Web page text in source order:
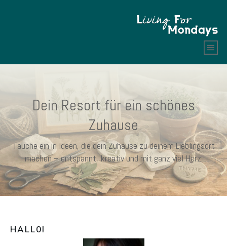
Dein Resort für ein schönes
Zuhause
Tauche ein in Ideen, die dein Zuhause zu deinem Lieblingsort
machen – entspannt, kreativ und mit ganz viel Herz.
HALL0!